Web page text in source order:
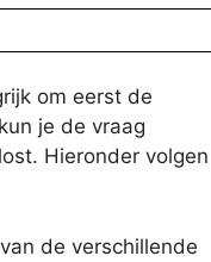
om eerst de
je de vraag
Hieronder volgen
de verschillende